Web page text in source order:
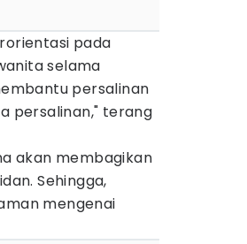
pada
selama
persalinan
persalinan," terang
akan membagikan
Sehingga,
mengenai